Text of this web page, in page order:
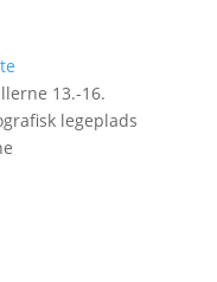
13.-16.
legeplads